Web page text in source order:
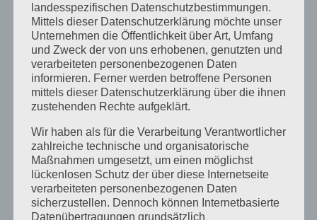
Neueste Beiträge
Mit einem kühlen Kopf lernt es sich
besser
Heilpraktiker für Psychotherapie –
Prüfung bis auf weiteres nach dem
ICD10
20 Jahre Heilpraktikerschule
Landsberg
landesspezifischen Datenschutzbestimmungen.
Mittels dieser Datenschutzerklärung möchte unser
Unternehmen die Öffentlichkeit über Art, Umfang
und Zweck der von uns erhobenen, genutzten und
verarbeiteten personenbezogenen Daten
informieren. Ferner werden betroffene Personen
mittels dieser Datenschutzerklärung über die ihnen
zustehenden Rechte aufgeklärt.
Wir haben als für die Verarbeitung Verantwortlicher
zahlreiche technische und organisatorische
Maßnahmen umgesetzt, um einen möglichst
lückenlosen Schutz der über diese Internetseite
verarbeiteten personenbezogenen Daten
sicherzustellen. Dennoch können Internetbasierte
Datenübertragungen grundsätzlich